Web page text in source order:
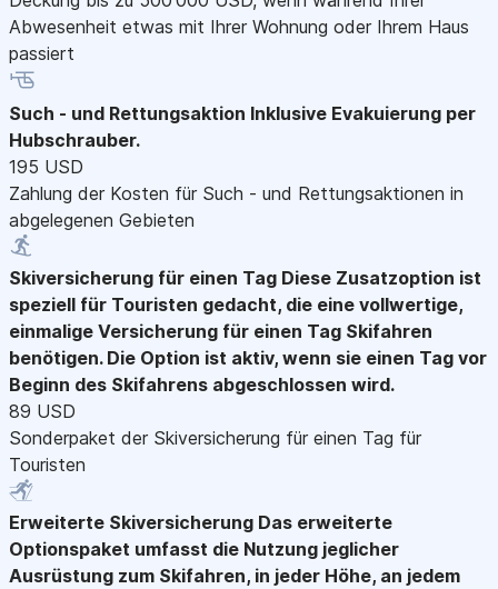
Abwesenheit etwas mit Ihrer Wohnung oder Ihrem Haus
passiert
Such - und Rettungsaktion Inklusive Evakuierung per
Hubschrauber.
195 USD
Zahlung der Kosten für Such - und Rettungsaktionen in
abgelegenen Gebieten
Skiversicherung für einen Tag Diese Zusatzoption ist
speziell für Touristen gedacht, die eine vollwertige,
einmalige Versicherung für einen Tag Skifahren
benötigen. Die Option ist aktiv, wenn sie einen Tag vor
Beginn des Skifahrens abgeschlossen wird.
89 USD
Sonderpaket der Skiversicherung für einen Tag für
Touristen
Erweiterte Skiversicherung Das erweiterte
Optionspaket umfasst die Nutzung jeglicher
Ausrüstung zum Skifahren, in jeder Höhe, an jedem